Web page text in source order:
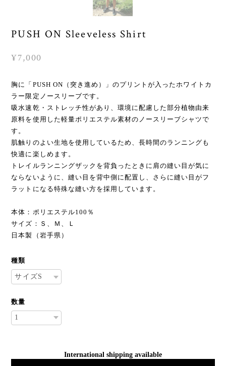
PUSH ON Sleeveless Shirt
¥7,000
胸に「PUSH ON（突き進め）」のプリントが入ったホワイトカ
ラー限定ノースリーブです。
吸水速乾・ストレッチ性があり、環境に配慮した部分植物由来
原料を使用した軽量ポリエステル素材のノースリーブシャツで
す。
肌触りのよい生地を使用しているため、長時間のランニングも
快適に楽しめます。
トレイルランニングザックを背負ったときに肩の縫い目が気に
ならないように、縫い目を背中側に配置し、さらに縫い目がフ
ラットになる特殊な縫い方を採用しています。
本体：ポリエステル100％
サイズ：Ｓ、Ｍ、Ｌ
日本製（岩手県）
種類
数量
International shipping available